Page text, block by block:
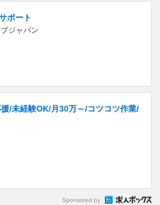
ポート
ジャパン
/未経験OK/月30万～/コツコツ作業/
Sponsored by